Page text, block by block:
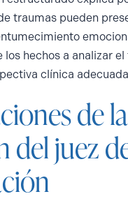
traumas pueden
los hechos a analizar
clínica
de la
del juez